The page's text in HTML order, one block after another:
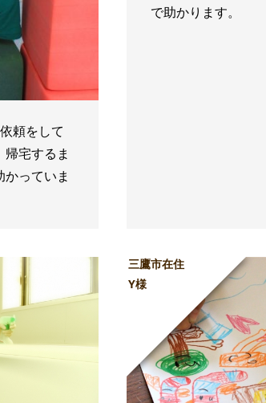
頼をして
宅するま
っていま
で助かります。
三鷹市在住
Y様